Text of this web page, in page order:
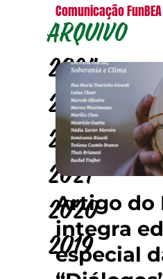
Arquivo
2024
2023
2022
2021
2020
2019
Comunicação FunBEA
Artigo do
integra
especial